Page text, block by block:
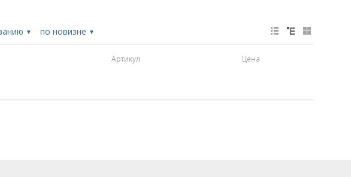
▼ по новизне ▼
Артикул Цена